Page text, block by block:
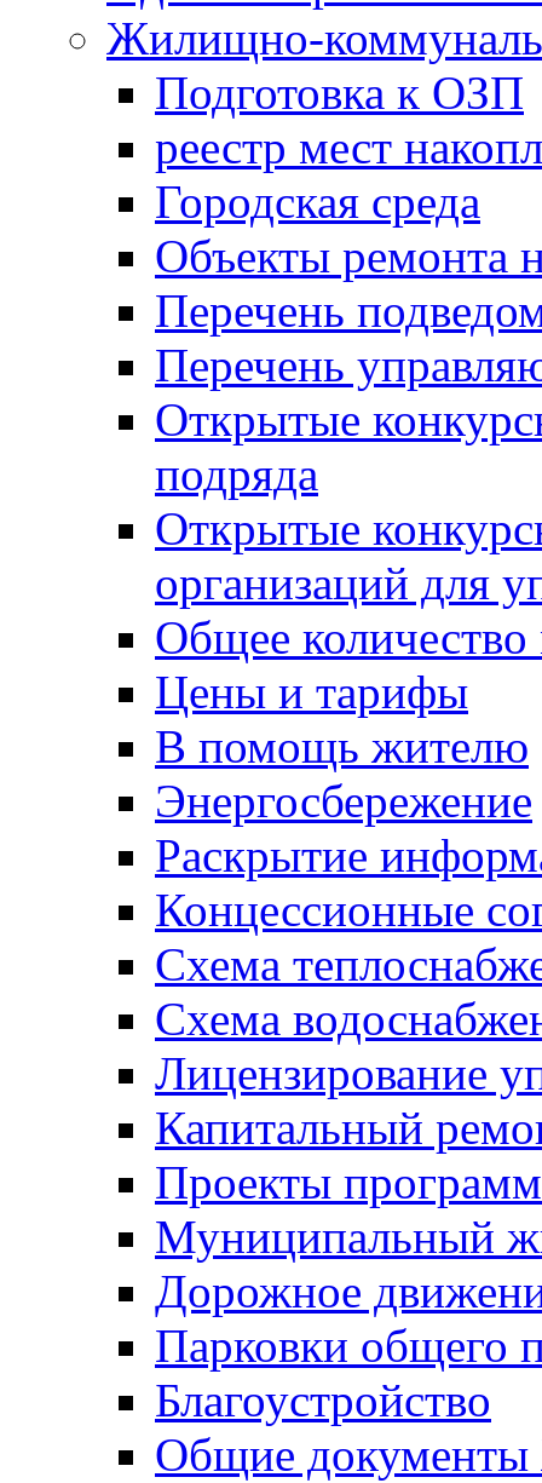
Жилищно-
Подготовка к ОЗП
реестр мест
Городская среда
Объекты ремонта
Перечень
Перечень
Открытые
подряда
Открытые
организаций для
Общее
Цены и тарифы
В помощь жителю
Энергосбережение
Раскрытие
Концессионные
Схема
Схема
Лицензирование
Капитальный
Проекты программ
Муниципальный
Дорожное
Парковки общего
Благоустройство
Общие